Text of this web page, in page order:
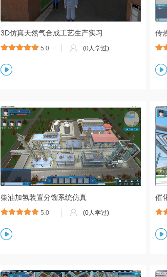
3D仿真天然气合成工艺生产实习
5.0 (0人学过)
传
柴油加氢装置分馏系统仿真
5.0 (0人学过)
催